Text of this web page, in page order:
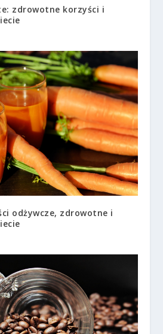
zdrowotne korzyści i
odżywcze, zdrowotne i